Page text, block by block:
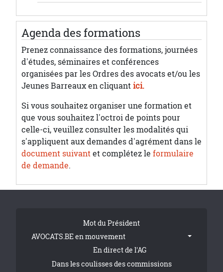
Agenda des formations
Prenez connaissance des formations, journées
d'études, séminaires et conférences
organisées par les Ordres des avocats et/ou les
Jeunes Barreaux en cliquantici.
Si vous souhaitez organiser une formation et
que vous souhaitez l'octroi de points pour
celle-ci, veuillez consulter les modalités qui
s'appliquent aux demandes d'agrément dans le
document suivantet complétez le formulaire
de demande.
Tribune FooterMot du Président
AVOCATS.BE en mouvement
En direct de l'AG
Dans les coulisses des commissions